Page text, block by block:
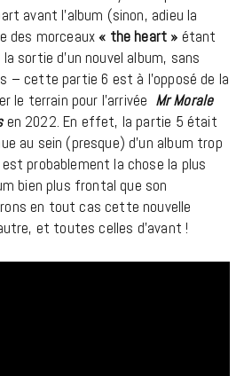
avant l’album (sinon, adieu la
des morceaux« the heart » étant
la sortie d’un nouvel album, sans
– cette partie 6 est à l’opposé de la
le terrain pour l’arrivée Mr Morale
en 2022. En effet, la partie 5 était
au sein (presque) d’un album trop
probablement la chose la plus
bien plus frontal que son
en tout cas cette nouvelle
et toutes celles d’avant !